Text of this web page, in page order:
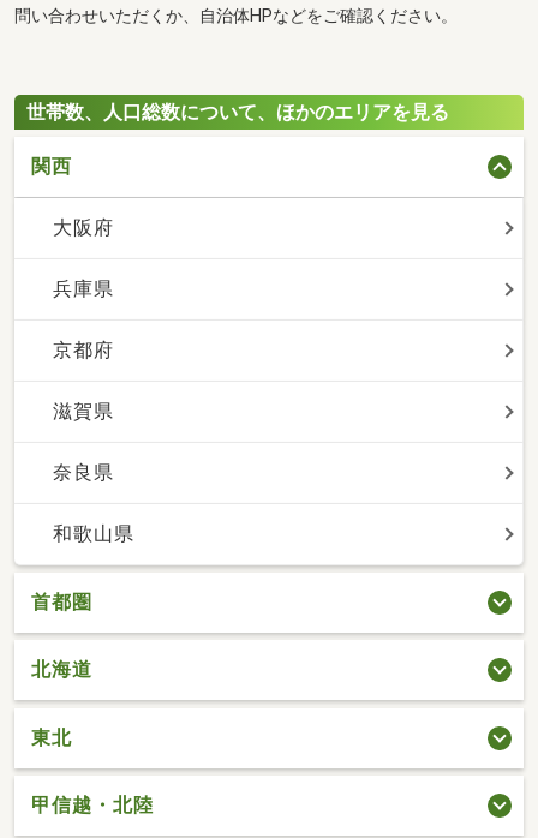
問い合わせいただくか、自治体HPなどをご確認ください。
世帯数、人口総数について、ほかのエリアを見る
関西
大阪府
兵庫県
京都府
滋賀県
奈良県
和歌山県
首都圏
北海道
東北
甲信越・北陸